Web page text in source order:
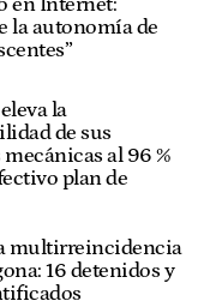
la autonomía de
la
de sus
mecánicas al 96 %
plan de
multirreincidencia
16 detenidos y